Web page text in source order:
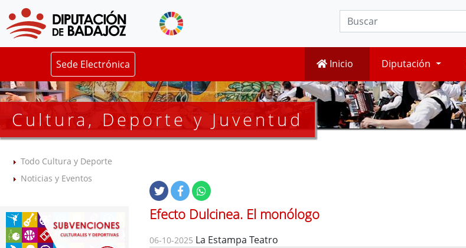
Sede Electrónica Inicio Diputación
Cultura, Deporte y Juventud
Todo Cultura y Deporte
Noticias y Eventos
Efecto Dulcinea. El monólogo
06-10-2025 La Estampa Teatro